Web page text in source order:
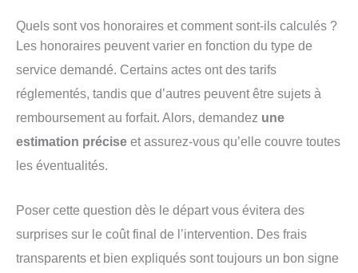
Quels sont vos honoraires et comment sont-ils calculés ?
Les honoraires peuvent varier en fonction du type de
service demandé. Certains actes ont des tarifs
réglementés, tandis que d’autres peuvent être sujets à
remboursement au forfait. Alors, demandez une
estimation précise et assurez-vous qu’elle couvre toutes
les éventualités.
Poser cette question dès le départ vous évitera des
surprises sur le coût final de l’intervention. Des frais
transparents et bien expliqués sont toujours un bon signe